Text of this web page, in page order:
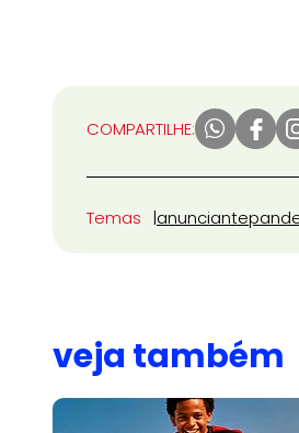
COMPARTILHE:
Temas anunciante
veja também